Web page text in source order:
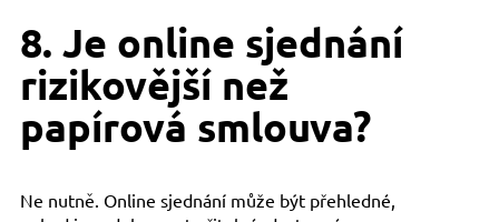
8. Je online sjednání
rizikovější než
papírová smlouva?
Ne nutně. Online sjednání může být přehledné,